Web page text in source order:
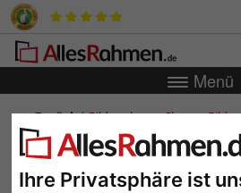
Ihre Privatsphäre ist
Menü
Zurück|Bilderrahmen-Shop
Rubi
Holzrahmen Rubi